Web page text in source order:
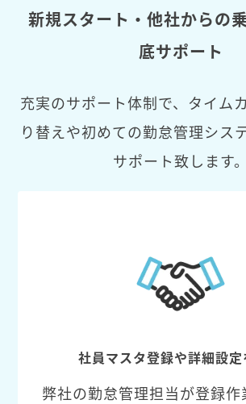
新規スタート・他社からの
底サポート
充実のサポート体制で、タイム
り替えや初めての勤怠管理シス
サポート致します。
社員マスタ登録や詳細設
弊社の勤怠管理担当が登録